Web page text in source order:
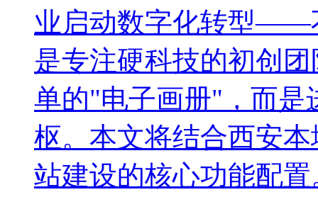
业启动数字化转型——
是专注硬科技的初创
单的"电子画册"，而是
枢。本文将结合西安
站建设的核心功能配